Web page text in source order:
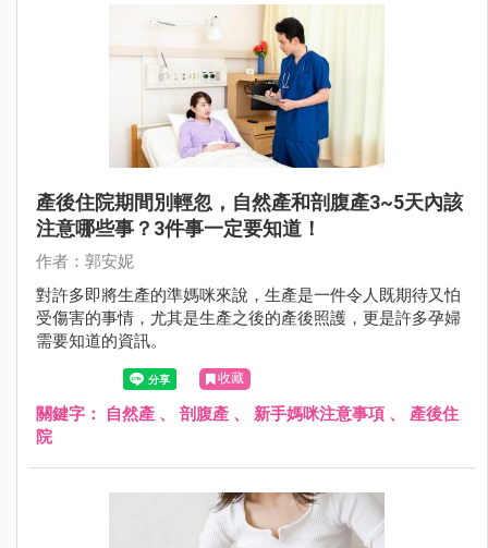
產後住院期間別輕忽，自然產和剖腹產3~5天內該
注意哪些事？3件事一定要知道！
作者：郭安妮
對許多即將生產的準媽咪來說，生產是一件令人既期待又怕
受傷害的事情，尤其是生產之後的產後照護，更是許多孕婦
需要知道的資訊。
收藏
關鍵字： 自然產 、 剖腹產 、 新手媽咪注意事項 、 產後住
院